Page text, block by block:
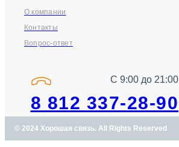
О компании
Контакты
Вопрос-ответ
С 9:00 до 21:00
8 812 337-28-90
© 2024 Хорошая связь. All Rights Reserved